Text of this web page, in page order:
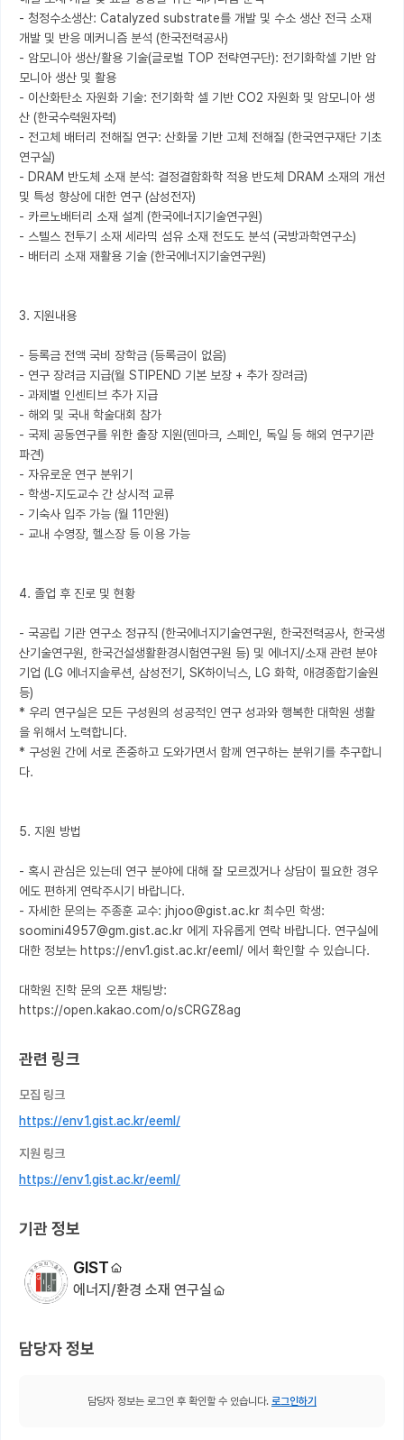
- 청정수소생산: Catalyzed substrate를 개발 및 수소 생산 전극 소재
개발 및 반응 메커니즘 분석 (한국전력공사)
- 암모니아 생산/활용 기술(글로벌 TOP 전략연구단): 전기화학셀 기반 암
모니아 생산 및 활용
- 이산화탄소 자원화 기술: 전기화학 셀 기반 CO2 자원화 및 암모니아 생
산 (한국수력원자력)
- 전고체 배터리 전해질 연구: 산화물 기반 고체 전해질 (한국연구재단 기초
연구실)
- DRAM 반도체 소재 분석: 결정결함화학 적용 반도체 DRAM 소재의 개선
및 특성 향상에 대한 연구 (삼성전자)
- 카르노배터리 소재 설계 (한국에너지기술연구원)
- 스텔스 전투기 소재 세라믹 섬유 소재 전도도 분석 (국방과학연구소)
- 배터리 소재 재활용 기술 (한국에너지기술연구원)
3. 지원내용
- 등록금 전액 국비 장학금 (등록금이 없음)
- 연구 장려금 지급(월 STIPEND 기본 보장 + 추가 장려금)
- 과제별 인센티브 추가 지급
- 해외 및 국내 학술대회 참가
- 국제 공동연구를 위한 출장 지원(덴마크, 스페인, 독일 등 해외 연구기관
파견)
- 자유로운 연구 분위기
- 학생-지도교수 간 상시적 교류
- 기숙사 입주 가능 (월 11만원)
- 교내 수영장, 헬스장 등 이용 가능
4. 졸업 후 진로 및 현황
- 국공립 기관 연구소 정규직 (한국에너지기술연구원, 한국전력공사, 한국생
산기술연구원, 한국건설생활환경시험연구원 등) 및 에너지/소재 관련 분야
기업 (LG 에너지솔루션, 삼성전기, SK하이닉스, LG 화학, 애경종합기술원
등)
* 우리 연구실은 모든 구성원의 성공적인 연구 성과와 행복한 대학원 생활
을 위해서 노력합니다.
* 구성원 간에 서로 존중하고 도와가면서 함께 연구하는 분위기를 추구합니
다.
5. 지원 방법
- 혹시 관심은 있는데 연구 분야에 대해 잘 모르겠거나 상담이 필요한 경우
에도 편하게 연락주시기 바랍니다.
- 자세한 문의는 주종훈 교수: jhjoo@gist.ac.kr 최수민 학생:
soomini4957@gm.gist.ac.kr 에게 자유롭게 연락 바랍니다. 연구실에
대한 정보는 https://env1.gist.ac.kr/eeml/ 에서 확인할 수 있습니다.
대학원 진학 문의 오픈 채팅방:
관련 링크
모집 링크
https://env1.gist.ac.kr/eeml/
지원 링크
https://env1.gist.ac.kr/eeml/
기관 정보
GIST
에너지/환경 소재 연구실
담당자 정보
담당자 정보는 로그인 후 확인할 수 있습니다. 로그인하기